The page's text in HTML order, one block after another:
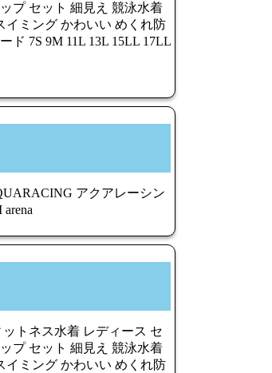
プ セット 細見え 競泳水着
イミング かわいい めくれ防
ド 7S 9M 11L 13L 15LL 17LL
アクアレーシン
トネス水着 レディース セ
プ セット 細見え 競泳水着
イミング かわいい めくれ防